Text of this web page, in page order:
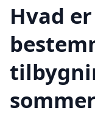
Hvad